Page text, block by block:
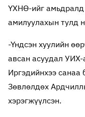
ҮХНӨ-ийг амьдралд
амилуулахын тулд
-Үндсэн хуулийн
авсан асуудал УИХ-
Иргэдийнхээ санаа
Зөвлөлдөх
хэрэгжүүлсэн.